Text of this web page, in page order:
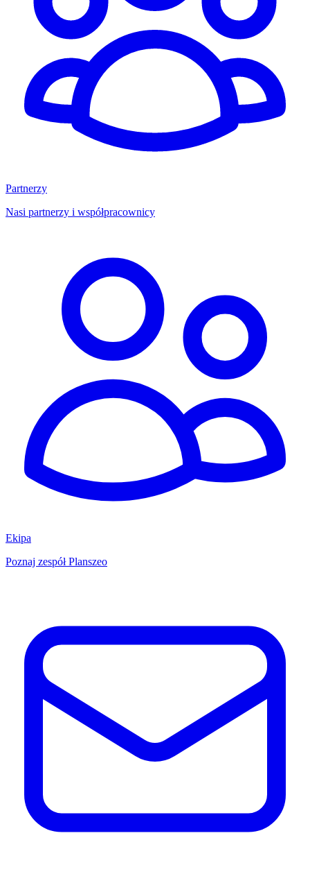
Partnerzy
Nasi partnerzy i współpracownicy
Ekipa
Poznaj zespół Planszeo